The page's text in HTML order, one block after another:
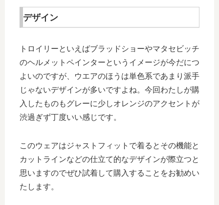
デザイン
トロイリーといえばブラッドショーやマタセビッチ
のヘルメットペインターというイメージが今だにつ
よいのですが、ウエアのほうは単色系であまり派手
じゃないデザインが多いですよね。今回わたしが購
入したものもグレーに少しオレンジのアクセントが
渋過ぎず丁度いい感じです。
このウェアはジャストフィットで着るとその機能と
カットラインなどの仕立て的なデザインが際立つと
思いますのでぜひ試着して購入することをお勧めい
たします。